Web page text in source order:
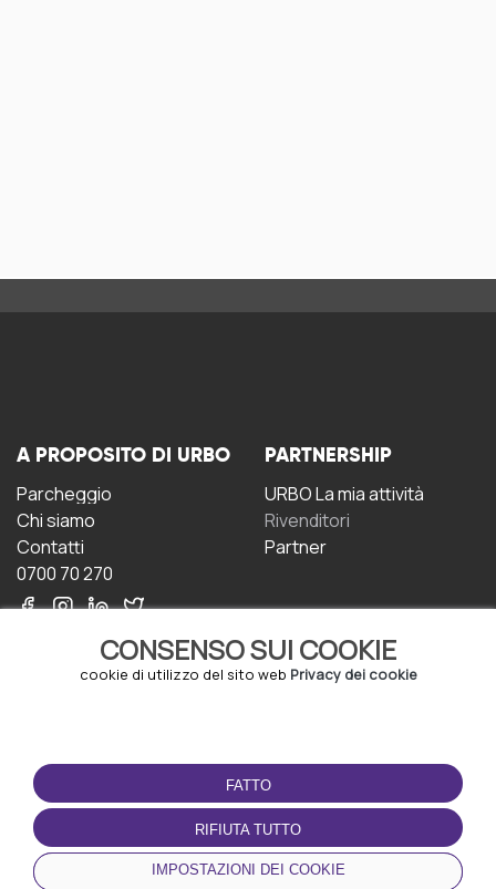
CONSENSO SUI COOKIE
cookie di utilizzo del sito web Privacy dei cookie
FATTO
RIFIUTA TUTTO
IMPOSTAZIONI DEI COOKIE
A PROPOSITO DI URBO
Parcheggio
Chi siamo
Contatti
0700 70 270
PARTNERSHIP
URBO La mia attività
Rivenditori
Partner
CONDIZIONI D'USO
Termini e Condizioni
Politica sulla riservatezza
Gestione dei Cookie
SCARICA L'APP